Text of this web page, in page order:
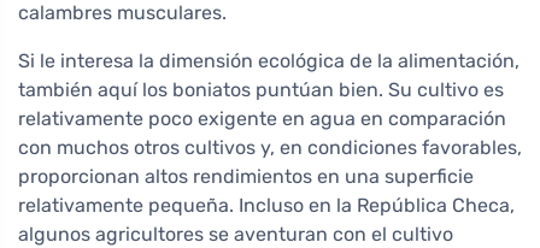
calambres musculares.
Si le interesa la dimensión ecológica de la alimentación,
también aquí los boniatos puntúan bien. Su cultivo es
relativamente poco exigente en agua en comparación
con muchos otros cultivos y, en condiciones favorables,
proporcionan altos rendimientos en una superficie
relativamente pequeña. Incluso en la República Checa,
algunos agricultores se aventuran con el cultivo